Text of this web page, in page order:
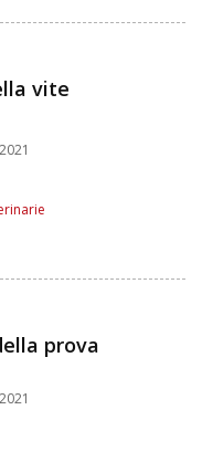
vite
2021
prova
2021